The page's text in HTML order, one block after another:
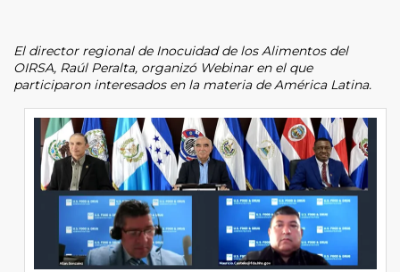
El director regional de Inocuidad de los Alimentos del
OIRSA, Raúl Peralta, organizó Webinar en el que
participaron interesados en la materia de América Latina.